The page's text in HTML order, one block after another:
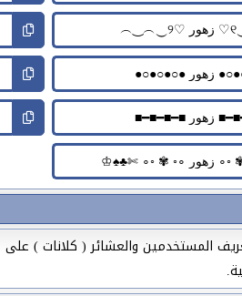
المستخدمين والعشائر ( كلانات )